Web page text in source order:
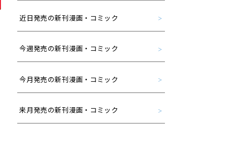
近日発売の新刊漫画・コミック
今週発売の新刊漫画・コミック
今月発売の新刊漫画・コミック
来月発売の新刊漫画・コミック